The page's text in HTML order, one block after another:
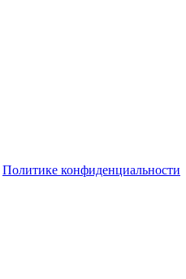
Политике конфиденциальности